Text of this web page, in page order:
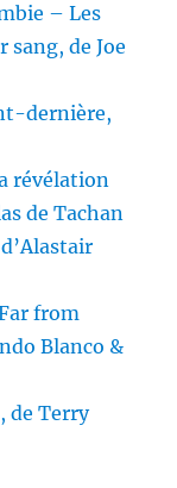
– Les
sang, de Joe
dernière,
révélation
de Tachan
from
Blanco &
de Terry